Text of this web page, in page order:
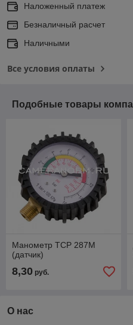
Наложенный платеж
Безналичный расчет
Наличными
Все условия оплаты
Подобные товары
Манометр TCP 287M
(датчик)
8,30 руб.
О нас